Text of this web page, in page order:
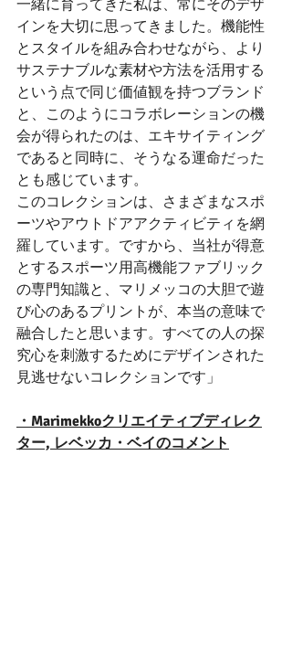
一緒に育ってきた私は、常にそのデザ
インを大切に思ってきました。機能性
とスタイルを組み合わせながら、より
サステナブルな素材や方法を活用する
という点で同じ価値観を持つブランド
と、このようにコラボレーションの機
会が得られたのは、エキサイティング
であると同時に、そうなる運命だった
とも感じています。
このコレクションは、さまざまなスポ
ーツやアウトドアアクティビティを網
羅しています。ですから、当社が得意
とするスポーツ用高機能ファブリック
の専門知識と、マリメッコの大胆で遊
び心のあるプリントが、本当の意味で
融合したと思います。すべての人の探
究心を刺激するためにデザインされた
見逃せないコレクションです」
・Marimekkoクリエイティブディレク
ター, レベッカ・ベイのコメント